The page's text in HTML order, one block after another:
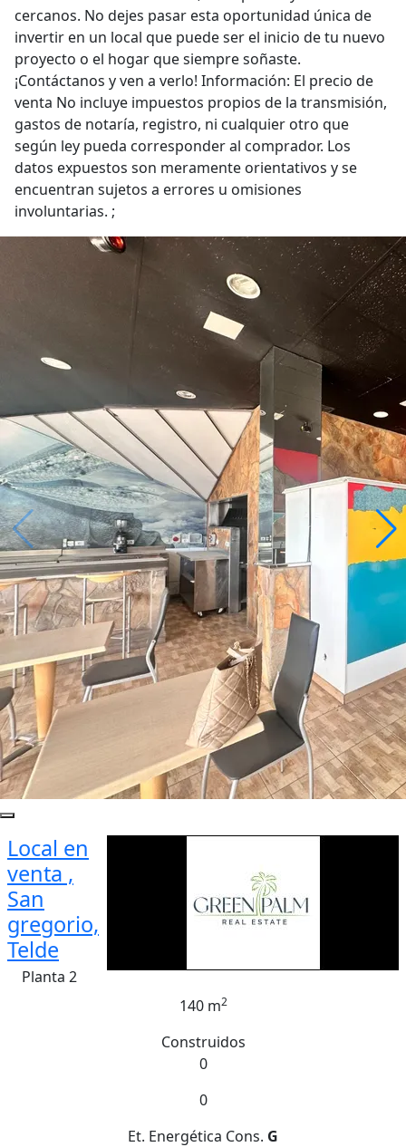
cercanos. No dejes pasar esta oportunidad única de
invertir en un local que puede ser el inicio de tu nuevo
proyecto o el hogar que siempre soñaste.
¡Contáctanos y ven a verlo! Información: El precio de
venta No incluye impuestos propios de la transmisión,
gastos de notaría, registro, ni cualquier otro que
según ley pueda corresponder al comprador. Los
datos expuestos son meramente orientativos y se
encuentran sujetos a errores u omisiones
involuntarias. ;
Local en
venta ,
San
gregorio,
Telde
Planta 2
140 m2
Construidos
0
0
Et. Energética Cons. G